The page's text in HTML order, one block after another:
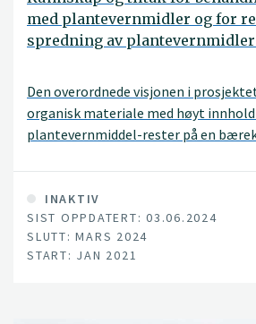
med plantevernmidler og for
spredning av
Den overordnede visjonen i
organisk materiale med høyt innhold
plantevernmiddel-rester på en
under kompostering og under
(biogassprosesser), samt
behandlingsforhold for å stimulere til
mest tungt nedbrytbare
hovedmålet i prosjektet.
INAKTIV
SIST OPPDATERT: 03.06.2024
SLUTT: MARS 2024
START: JAN 2021